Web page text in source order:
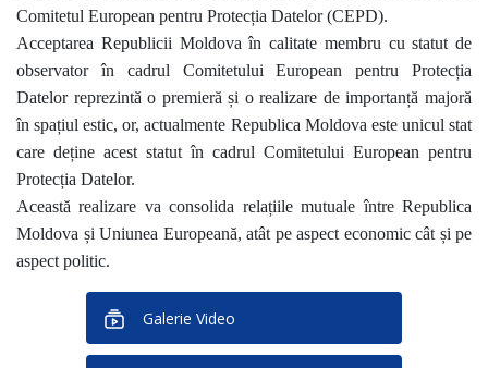
Comitetul European pentru Protecția Datelor (CEPD).
Acceptarea Republicii Moldova în calitate membru cu statut de
observator în cadrul Comitetului European pentru Protecția
Datelor reprezintă o premieră și o realizare de importanță majoră
în spațiul estic, or, actualmente Republica Moldova este unicul stat
care deține acest statut în cadrul Comitetului European pentru
Protecția Datelor.
Această realizare va consolida relațiile mutuale între Republica
Moldova și Uniunea Europeană, atât pe aspect economic cât și pe
aspect politic.
Galerie Video